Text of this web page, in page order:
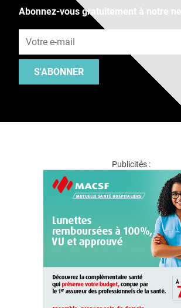
Abonnez-vous gratuitement à notre
S'ABONNER
Publicités :